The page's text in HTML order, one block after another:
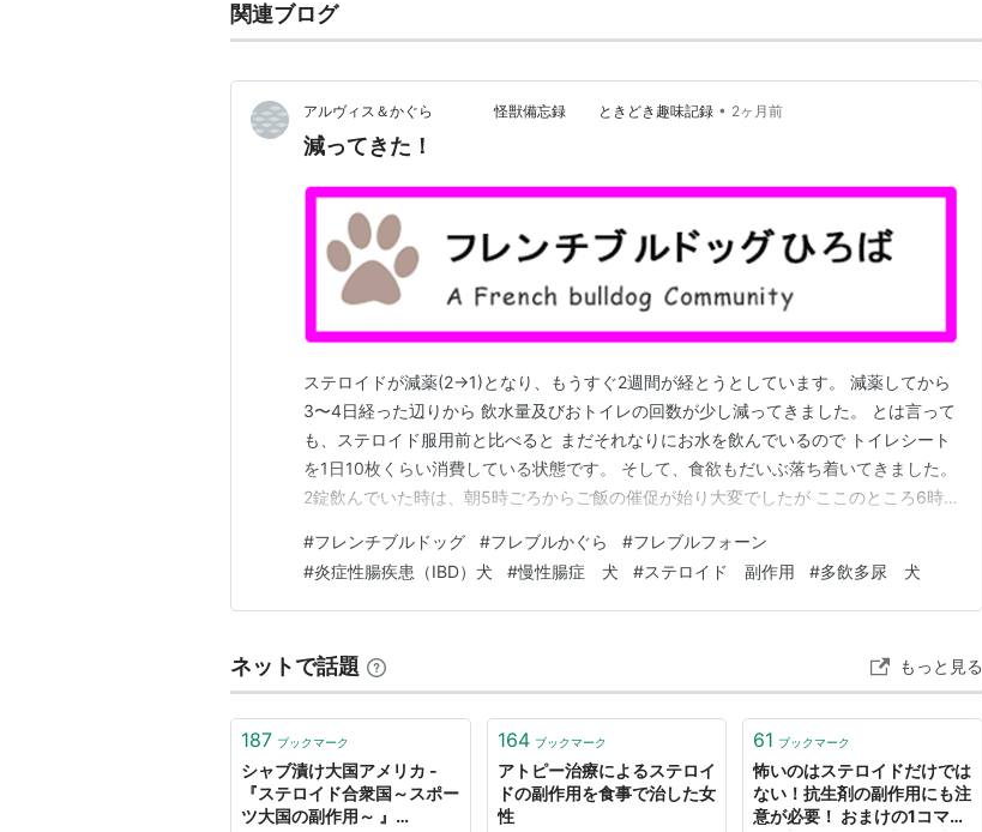
関連ブログ
アルヴィス＆かぐら 怪獣備忘録 ときどき趣味記録 • 2ヶ月前
減ってきた！
ステロイドが減薬(2→1)となり、もうすぐ2週間が経とうとしています。 減薬してから
3〜4日経った辺りから 飲水量及びおトイレの回数が少し減ってきました。 とは言って
も、ステロイド服用前と比べると まだそれなりにお水を飲んでいるので トイレシート
を1日10枚くらい消費している状態です。 そして、食欲もだいぶ落ち着いてきました。
2錠飲んでいた時は、朝5時ごろからご飯の催促が始り大変でしたが ここのところ6時
ぐら自身もだいぶ楽？になってきたのではないでしょうか。 次の診察でさらに減薬し
てもらえるといいね。
#フレンチブルドッグ #フレブルかぐら #フレブルフォーン
#炎症性腸疾患（IBD）犬 #慢性腸症 犬 #ステロイド 副作用 #多飲多尿 犬
ネットで話題 もっと見る
187 ブックマーク
シャブ漬け大国アメリカ -
『ステロイド合衆国～スポー
ツ大国の副作用～ 』
164 ブックマーク
アトピー治療によるステロイ
ドの副作用を食事で治した女
性
61 ブックマーク
怖いのはステロイドだけでは
ない！抗生剤の副作用にも注
意が必要！ おまけの1コマ有